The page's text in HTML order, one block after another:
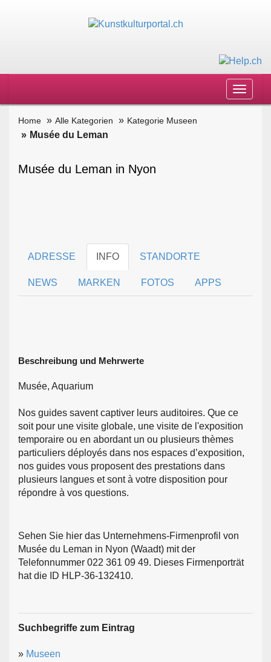
Toggle
Home Alle Kategorien Kategorie Museen
Musée du Leman
Musée du Leman in Nyon
ADRESSE INFO STANDORTE
NEWS MARKEN FOTOS APPS
Beschreibung und Mehrwerte
Musée, Aquarium
Nos guides savent captiver leurs auditoires. Que ce
soit pour une visite globale, une visite de l'exposition
temporaire ou en abordant un ou plusieurs thèmes
particuliers déployés dans nos espaces d’exposition,
nos guides vous proposent des prestations dans
plusieurs langues et sont à votre disposition pour
répondre à vos questions.
Sehen Sie hier das Unternehmens-Firmenprofil von
Musée du Leman in Nyon (Waadt) mit der
Telefonnummer 022 361 09 49. Dieses Firmenporträt
hat die ID HLP-36-132410.
Suchbegriffe zum Eintrag
» Museen